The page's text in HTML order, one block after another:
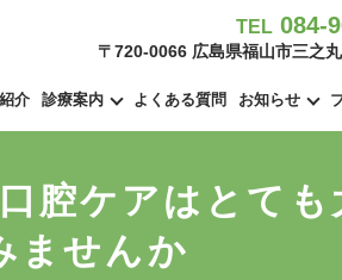
介 診療案内 よくある質問 お知らせ
TEL 084-
〒720-0066 広島県福山市三之
腔ケアはとて
ませんか